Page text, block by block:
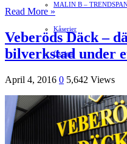
MALIN B –
Kåserier
Ovriga
Read More »
Veberöds Däck –
bilverkstad under
April 4, 2016 0 5,642 Views